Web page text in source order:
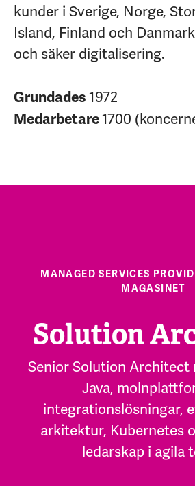
kunder i Sverige, Norge,
Island, Finland och
och säker digitalisering.
Grundades1972
Medarbetare1700
MANAGED SERVICES
MAGASINET
Solution
Senior Solution Architect
Java,
integrationslösningar,
arkitektur, Kubernetes
ledarskap i agila